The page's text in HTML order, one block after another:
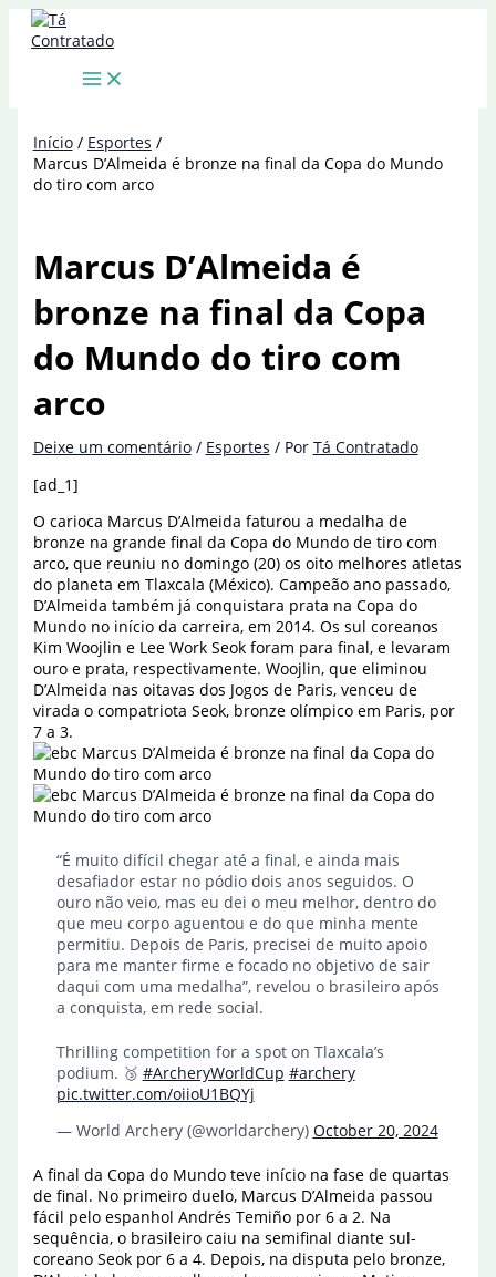
para
Início
Esportes
Marcus D’Almeida é bronze na final da Copa do Mundo
do tiro com arco
Marcus D’Almeida é
bronze na final da Copa
do Mundo do tiro com
arco
Deixe um comentário / Esportes / Por Tá Contratado
[ad_1]
O carioca Marcus D’Almeida faturou a medalha de
bronze na grande final da Copa do Mundo de tiro com
arco, que reuniu no domingo (20) os oito melhores atletas
do planeta em Tlaxcala (México). Campeão ano passado,
D’Almeida também já conquistara prata na Copa do
Mundo no início da carreira, em 2014. Os sul coreanos
Kim Woojlin e Lee Work Seok foram para final, e levaram
ouro e prata, respectivamente. Woojlin, que eliminou
D’Almeida nas oitavas dos Jogos de Paris, venceu de
virada o compatriota Seok, bronze olímpico em Paris, por
7 a 3.
“É muito difícil chegar até a final, e ainda mais
desafiador estar no pódio dois anos seguidos. O
ouro não veio, mas eu dei o meu melhor, dentro do
que meu corpo aguentou e do que minha mente
permitiu. Depois de Paris, precisei de muito apoio
para me manter firme e focado no objetivo de sair
daqui com uma medalha”, revelou o brasileiro após
a conquista, em rede social.
Thrilling competition for a spot on Tlaxcala’s
podium. 🥉 #ArcheryWorldCup #archery
pic.twitter.com/oiioU1BQYj
— World Archery (@worldarchery) October 20, 2024
A final da Copa do Mundo teve início na fase de quartas
de final. No primeiro duelo, Marcus D’Almeida passou
fácil pelo espanhol Andrés Temiño por 6 a 2. Na
sequência, o brasileiro caiu na semifinal diante sul-
coreano Seok por 6 a 4. Depois, na disputa pelo bronze,